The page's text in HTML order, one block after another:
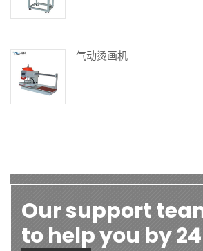
气动烫画机
Our support
to help you by